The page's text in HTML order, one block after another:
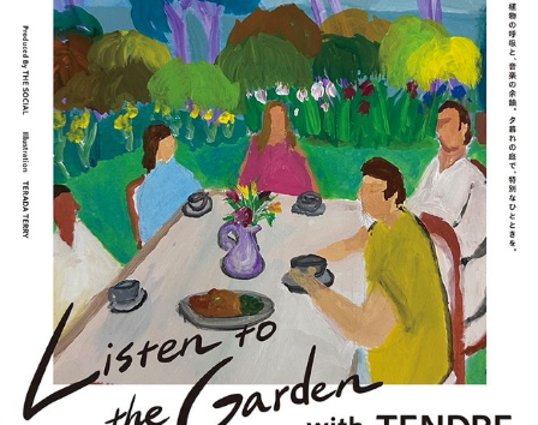
ノスタルジック
さんぽ
体験
本・まち 自転車・まち